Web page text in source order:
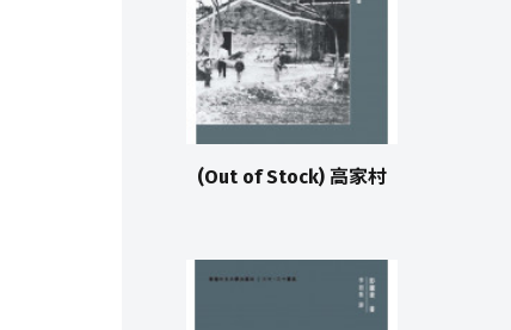
(Out of Stock) 高家村